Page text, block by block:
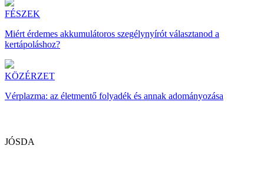
FÉSZEK
Miért érdemes akkumulátoros szegélynyírót választanod a
kertápoláshoz?
KÖZÉRZET
Vérplazma: az életmentő folyadék és annak adományozása
JÓSDA